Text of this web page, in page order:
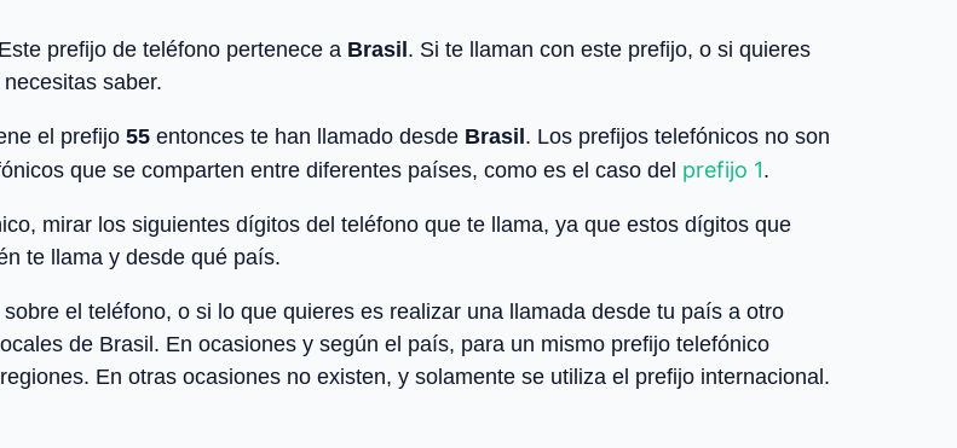
prefijo de teléfono pertenece a Brasil . Si te llaman con este prefijo, o si quieres
saber.
el prefijo 55 entonces te han llamado desde Brasil . Los prefijos telefónicos no son
que se comparten entre diferentes países, como es el caso del prefijo 1.
mirar los siguientes dígitos del teléfono que te llama, ya que estos dígitos que
te llama y desde qué país.
el teléfono, o si lo que quieres es realizar una llamada desde tu país a otro
de Brasil . En ocasiones y según el país, para un mismo prefijo telefónico
En otras ocasiones no existen, y solamente se utiliza el prefijo internacional.